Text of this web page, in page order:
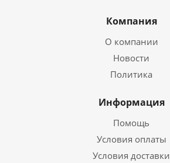
Компания
О компании
Новости
Политика
Информация
Помощь
Условия оплаты
Условия доставки